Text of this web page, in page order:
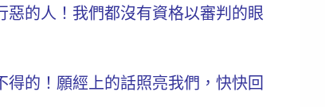
惡的人！我們都沒有資格以審判的眼
的！願經上的話照亮我們，快快回